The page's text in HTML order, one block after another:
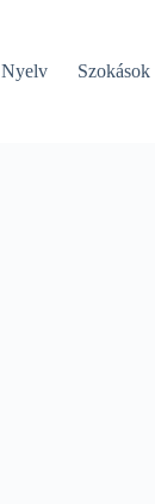
Nyelv Szokások